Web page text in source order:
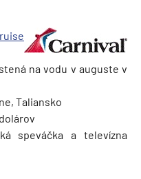
na vodu v auguste v
Taliansko
speváčka a televízna